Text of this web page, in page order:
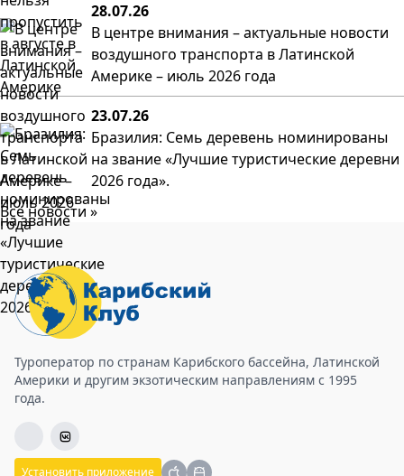
28.07.26
В центре внимания – актуальные новости
воздушного транспорта в Латинской
Америке – июль 2026 года
23.07.26
Бразилия: Семь деревень номинированы
на звание «Лучшие туристические деревни
2026 года».
Все новости »
Туроператор по странам Карибского бассейна, Латинской
Америки и другим экзотическим направлениям с 1995
года.
Установить приложение